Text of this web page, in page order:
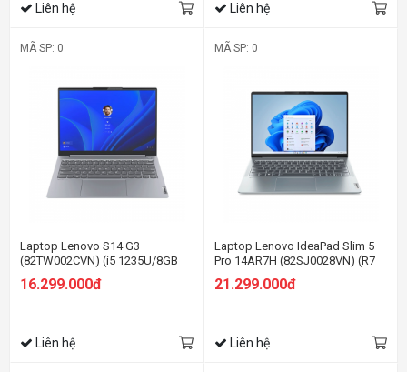
Liên hệ Liên hệ
MÃ SP: 0
Laptop Lenovo S14 G3
(82TW002CVN) (i5 1235U/8GB
FHD/Win11/Xám)
16.299.000đ
Liên hệ
MÃ SP: 0
Laptop Lenovo IdeaPad Slim 5
Pro 14AR7H (82SJ0028VN) (R7
SSD/14 2.8K/Win11/Xám)
21.299.000đ
Liên hệ